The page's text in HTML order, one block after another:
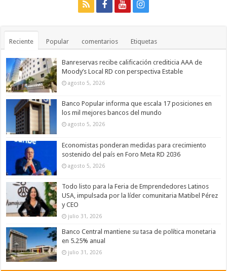
Reciente Popular comentarios Etiquetas
Banreservas recibe calificación crediticia AAA de
Moody’s Local RD con perspectiva Estable
agosto 5, 2026
Banco Popular informa que escala 17 posiciones en
los mil mejores bancos del mundo
agosto 5, 2026
Economistas ponderan medidas para crecimiento
sostenido del país en Foro Meta RD 2036
agosto 5, 2026
Todo listo para la Feria de Emprendedores Latinos
USA, impulsada por la líder comunitaria Matibel Pérez
y CEO
julio 31, 2026
Banco Central mantiene su tasa de política monetaria
en 5.25% anual
julio 31, 2026